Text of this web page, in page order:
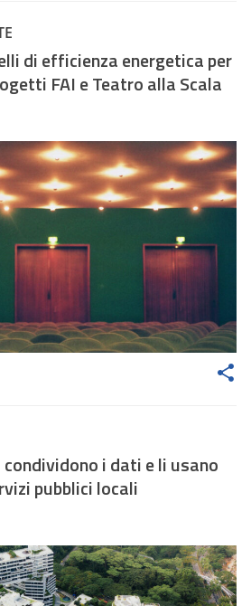
di efficienza energetica per
FAI e Teatro alla Scala
i dati e li usano
pubblici locali